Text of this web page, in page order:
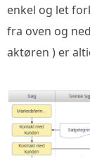
enkel og let
fra oven og
aktøren ) er